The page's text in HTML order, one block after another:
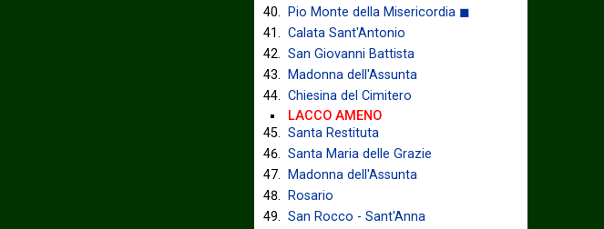
Pio Monte della Misericordia ◼
Calata Sant'Antonio
San Giovanni Battista
Madonna dell'Assunta
Chiesina del Cimitero
LACCO AMENO
Santa Restituta
Santa Maria delle Grazie
Madonna dell'Assunta
Rosario
San Rocco - Sant'Anna